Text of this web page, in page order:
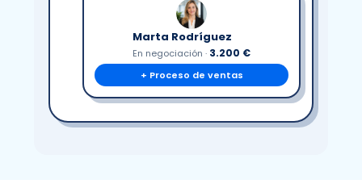
Marta Rodríguez
En negociación · 3.200 €
+ Proceso de ventas